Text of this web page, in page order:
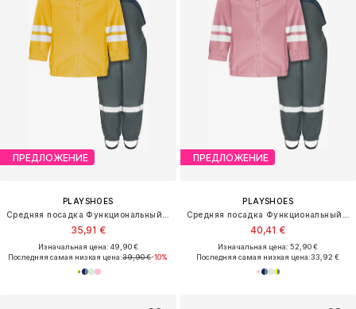
ПРЕДЛОЖЕНИЕ
PLAYSHOES
35,91 €
Изначальная цена: 49,90 €
Последняя самая низкая цена:39,90 €-10%
ПРЕДЛОЖЕНИЕ
PLAYSHOES
40,41 €
Изначальная цена: 52,90 €
Последняя самая низкая цена:33,92 €